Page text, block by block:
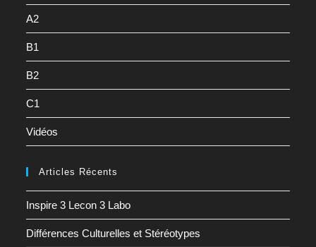
A2
B1
B2
C1
Vidéos
Articles Récents
Inspire 3 Lecon 3 Labo
Différences Culturelles et Stéréotypes